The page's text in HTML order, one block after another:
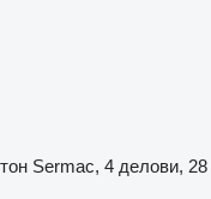
Sermac, 4 делови, 28